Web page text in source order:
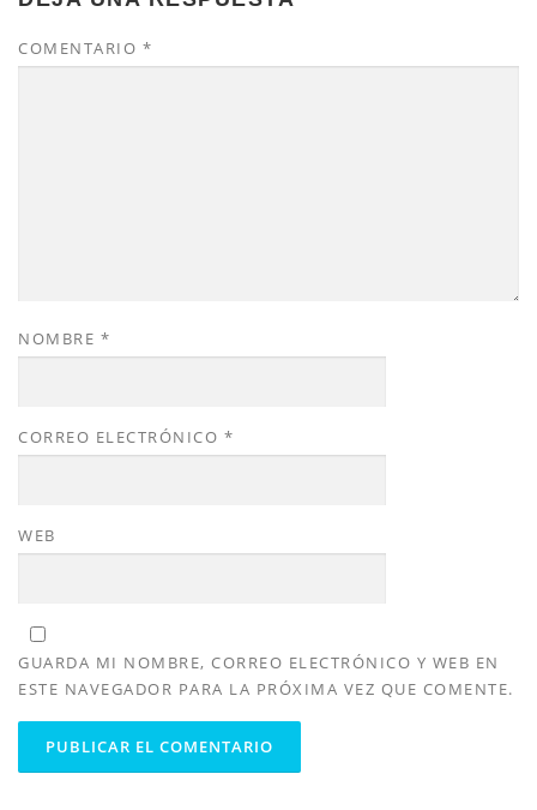
COMENTARIO *
NOMBRE *
CORREO ELECTRÓNICO *
WEB
GUARDA MI NOMBRE, CORREO ELECTRÓNICO Y WEB EN
ESTE NAVEGADOR PARA LA PRÓXIMA VEZ QUE COMENTE.